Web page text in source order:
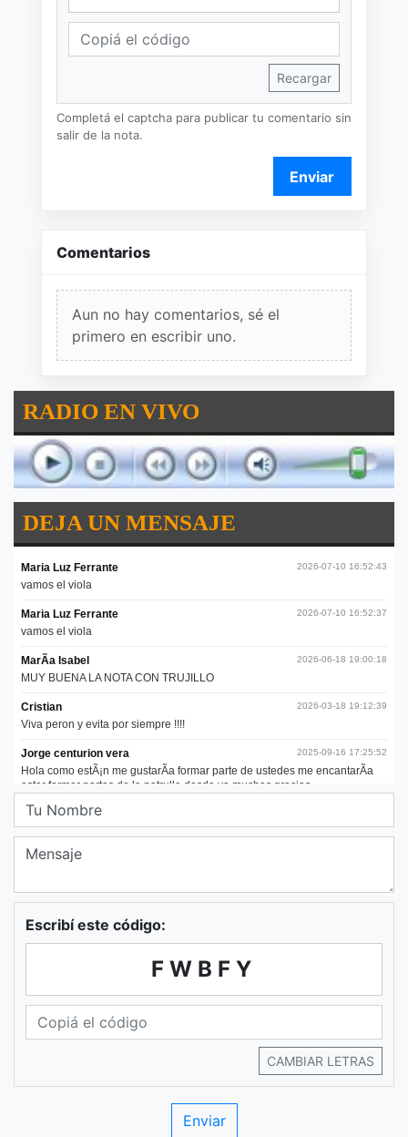
Recargar
Completá el captcha para publicar tu comentario sin
salir de la nota.
Enviar
Comentarios
Aun no hay comentarios, sé el
primero en escribir uno.
RADIO EN VIVO
DEJA UN MENSAJE
Escribí este código:
FWBFY
CAMBIAR LETRAS